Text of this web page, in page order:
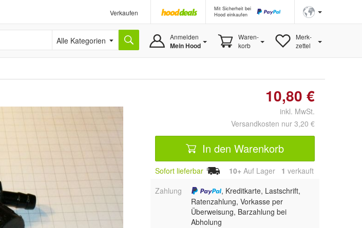
Verkaufen
Mit Sicherheit bei
Hood einkaufen
Alle Kategorien Anmelden
Mein Hood
Waren-
korb
Merk-
zettel
10,80 €
inkl. MwSt.
Versandkosten nur 3,20 €
In den Warenkorb
Sofort lieferbar 10+ Auf Lager 1 verkauft
Zahlung
, Kreditkarte, Lastschrift,
Ratenzahlung, Vorkasse per
Überweisung, Barzahlung bei
Abholung